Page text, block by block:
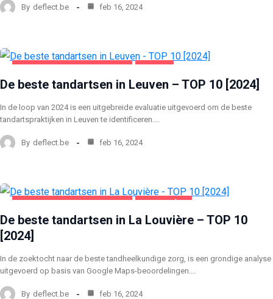
By deflect.be feb 16, 2024
De beste tandartsen in Leuven – TOP 10 [2024]
In de loop van 2024 is een uitgebreide evaluatie uitgevoerd om de beste
tandartspraktijken in Leuven te identificeren.…
By deflect.be feb 16, 2024
De beste tandartsen in La Louvière – TOP 10
[2024]
In de zoektocht naar de beste tandheelkundige zorg, is een grondige analyse
uitgevoerd op basis van Google Maps-beoordelingen.…
By deflect.be feb 16, 2024